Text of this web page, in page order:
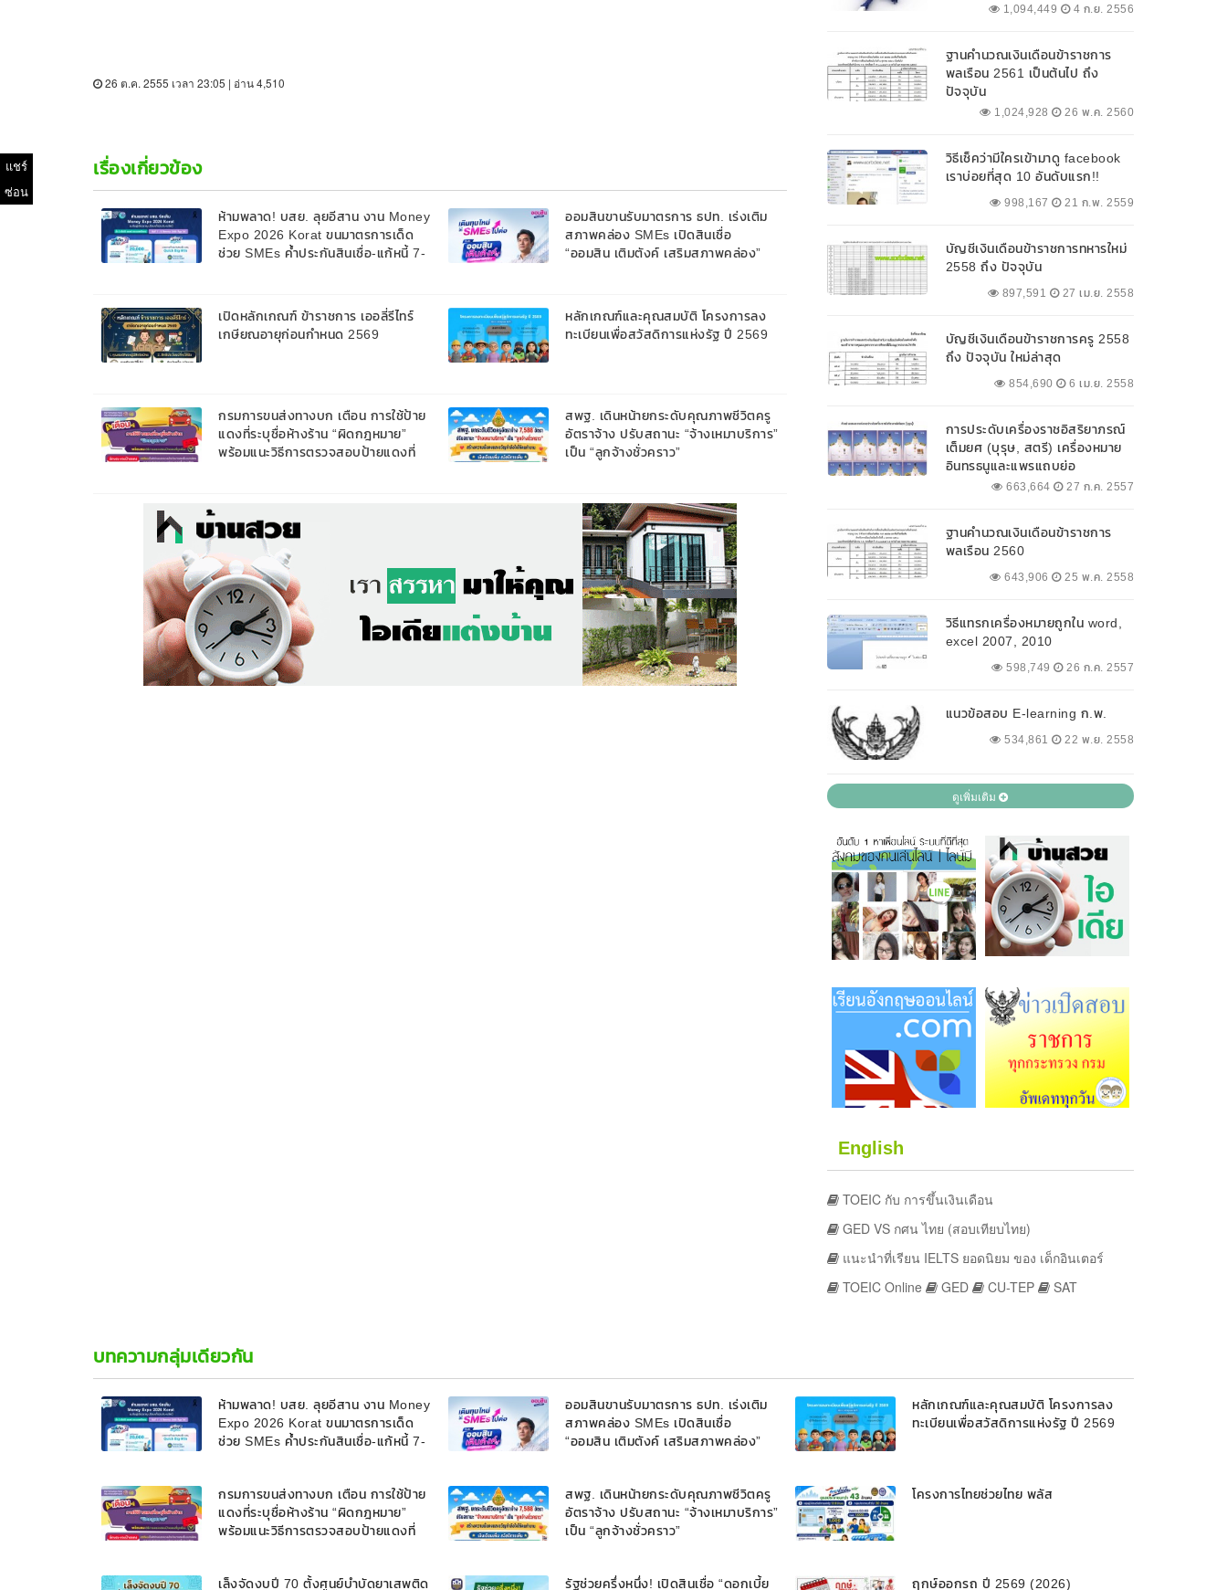
26 ต.ค. 2555 เวลา 23:05 | อ่าน 4,510
เรื่องเกี่ยวข้อง
ห้ามพลาด! บสย. ลุยอีสาน งาน Money
Expo 2026 Korat ขนมาตรการเด็ด
ช่วย SMEs ค้ำประกันสินเชื่อ-แก้หนี้ 7-
ออมสินขานรับมาตรการ ธปท. เร่งเติม
สภาพคล่อง SMEs เปิดสินเชื่อ
“ออมสิน เติมตังค์ เสริมสภาพคล่อง”
หลักประกัน ผ่อนนานสูงสุด 10 ปี
เปิดหลักเกณฑ์ ข้าราชการ เออลี่รีไทร์
เกษียณอายุก่อนกำหนด 2569
หลักเกณฑ์และคุณสมบัติ โครงการลง
ทะเบียนเพื่อสวัสดิการแห่งรัฐ ปี 2569
กรมการขนส่งทางบก เตือน การใช้ป้าย
แดงที่ระบุชื่อห้างร้าน “ผิดกฎหมาย”
พร้อมแนะวิธีการตรวจสอบป้ายแดงที่
สพฐ. เดินหน้ายกระดับคุณภาพชีวิตครู
อัตราจ้าง ปรับสถานะ “จ้างเหมาบริการ”
เป็น “ลูกจ้างชั่วคราว”
แชร์
ซ่อน
1,094,449 4 ก.ย. 2556
ฐานคำนวณเงินเดือนข้าราชการ
พลเรือน 2561 เป็นต้นไป ถึง
ปัจจุบัน
1,024,928 26 พ.ค. 2560
วิธีเช็คว่ามีใครเข้ามาดู facebook
เราบ่อยที่สุด 10 อันดับแรก!!
998,167 21 ก.พ. 2559
บัญชีเงินเดือนข้าราชการทหารใหม่
2558 ถึง ปัจจุบัน
897,591 27 เม.ย. 2558
บัญชีเงินเดือนข้าราชการครู 2558
ถึง ปัจจุบัน ใหม่ล่าสุด
854,690 6 เม.ย. 2558
การประดับเครื่องราชอิสริยาภรณ์
เต็มยศ (บุรุษ, สตรี) เครื่องหมาย
อินทรธนูและแพรแถบย่อ
663,664 27 ก.ค. 2557
ฐานคำนวณเงินเดือนข้าราชการ
พลเรือน 2560
643,906 25 พ.ค. 2558
วิธีแทรกเครื่องหมายถูกใน word,
excel 2007, 2010
598,749 26 ก.ค. 2557
แนวข้อสอบ E-learning ก.พ.
534,861 22 พ.ย. 2558
ดูเพิ่มเติม
English
TOEIC กับ การขึ้นเงินเดือน
GED VS กศน ไทย (สอบเทียบไทย)
แนะนำที่เรียน IELTS ยอดนิยม ของ เด็กอินเตอร์
TOEIC Online
GED CU-TEP SAT
บทความกลุ่มเดียวกัน
ห้ามพลาด! บสย. ลุยอีสาน งาน Money
Expo 2026 Korat ขนมาตรการเด็ด
ช่วย SMEs ค้ำประกันสินเชื่อ-แก้หนี้ 7-
ออมสินขานรับมาตรการ ธปท. เร่งเติม
สภาพคล่อง SMEs เปิดสินเชื่อ
“ออมสิน เติมตังค์ เสริมสภาพคล่อง”
หลักประกัน ผ่อนนานสูงสุด 10 ปี
หลักเกณฑ์และคุณสมบัติ โครงการลง
ทะเบียนเพื่อสวัสดิการแห่งรัฐ ปี 2569
กรมการขนส่งทางบก เตือน การใช้ป้าย
แดงที่ระบุชื่อห้างร้าน “ผิดกฎหมาย”
พร้อมแนะวิธีการตรวจสอบป้ายแดงที่
สพฐ. เดินหน้ายกระดับคุณภาพชีวิตครู
อัตราจ้าง ปรับสถานะ “จ้างเหมาบริการ”
เป็น “ลูกจ้างชั่วคราว”
โครงการไทยช่วยไทย พลัส
เล็งจัดงบปี 70 ตั้งศูนย์บำบัดยาเสพติด รัฐช่วยครึ่งหนึ่ง! เปิดสินเชื่อ “ดอกเบี้ย ฤกษ์ออกรถ ปี 2569 (2026)